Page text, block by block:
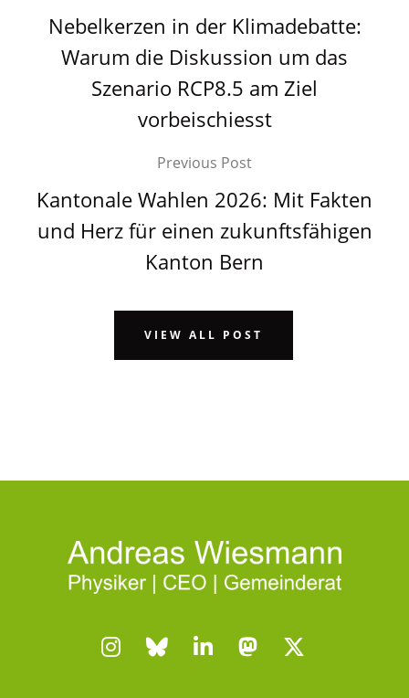
Nebelkerzen in der Klimadebatte:
Warum die Diskussion um das
Szenario RCP8.5 am Ziel
vorbeischiesst
Previous Post
Kantonale Wahlen 2026: Mit Fakten
und Herz für einen zukunftsfähigen
Kanton Bern
VIEW ALL POST